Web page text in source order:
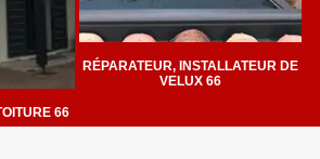
66
RÉPARATEUR, INSTALLATEUR DE
VELUX 66